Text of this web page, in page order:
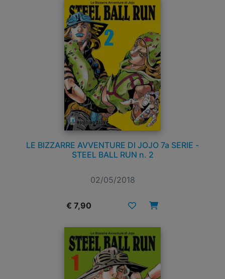
LE BIZZARRE AVVENTURE DI JOJO 7a SERIE -
STEEL BALL RUN n. 2
02/05/2018
€ 7,90